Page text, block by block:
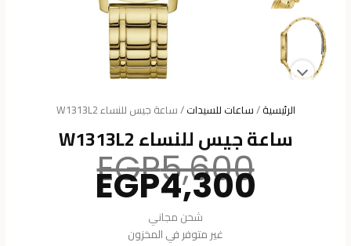
الرئيسية/ساعات للسيدات/ ساعة جيس للنساء W1313L2
ساعة جيس للنساء W1313L2
EGP5,600 السعر
الأصلي
هو:EGP4,300
شحن مجاني
غير متوفر في المخزون